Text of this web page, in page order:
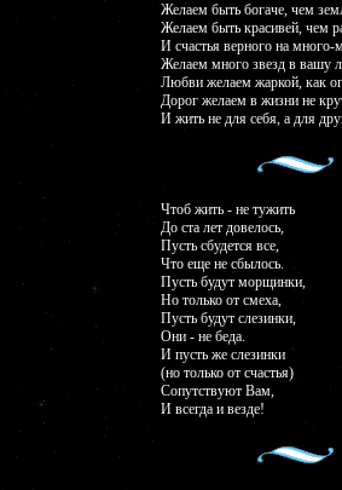
Желаем быть богаче, чем
Желаем быть красивей, чем
И счастья верного на много-
Желаем много звезд в вашу
Любви желаем жаркой, как
Дорог желаем в жизни не
И жить не для себя, а для
Чтоб жить - не тужить
До ста лет довелось,
Пусть сбудется все,
Что еще не сбылось.
Пусть будут морщинки,
Но только от смеха,
Пусть будут слезинки,
Они - не беда.
И пусть же слезинки
(но только от счастья)
Сопутствуют Вам,
И всегда и везде!